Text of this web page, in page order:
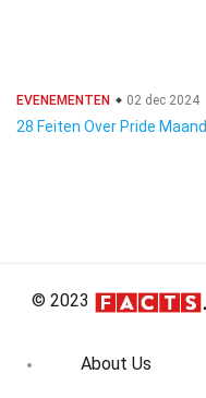
EVENEMENTEN 02 dec 2024
28 Feiten Over Pride Maand
© 2023
About Us